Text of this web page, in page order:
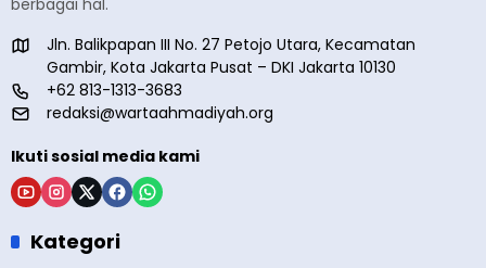
Jln. Balikpapan III No. 27 Petojo Utara, Kecamatan
Gambir, Kota Jakarta Pusat – DKI Jakarta 10130
+62 813-1313-3683
redaksi@wartaahmadiyah.org
Ikuti sosial media kami
Kategori